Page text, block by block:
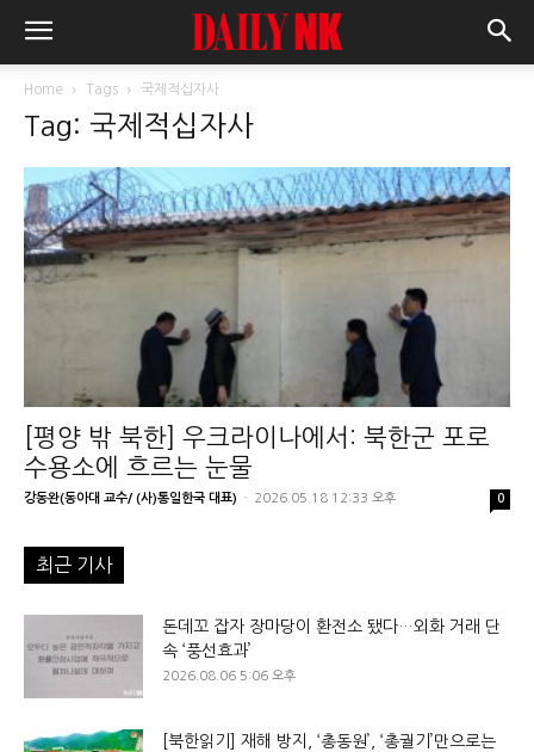
Home Tags 국제적십자사
Tag: 국제적십자사
[평양 밖 북한] 우크라이나에서: 북한군 포로
수용소에 흐르는 눈물
강동완(동아대 교수/ (사)통일한국 대표) - 2026.05.18 12:33 오후 0
최근 기사
돈데꼬 잡자 장마당이 환전소 됐다…외화 거래 단
속 ‘풍선효과’
2026.08.06 5:06 오후
[북한읽기] 재해 방지, ‘총동원’, ‘총궐기’만으로는